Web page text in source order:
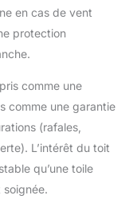
à
vent, tout
une vue
à 360°
du client:
la
du client
offrons
service
alors
en cas de vent
protection
comme une
comme une garantie
(rafales,
L’intérêt du toit
qu’une toile
soignée.